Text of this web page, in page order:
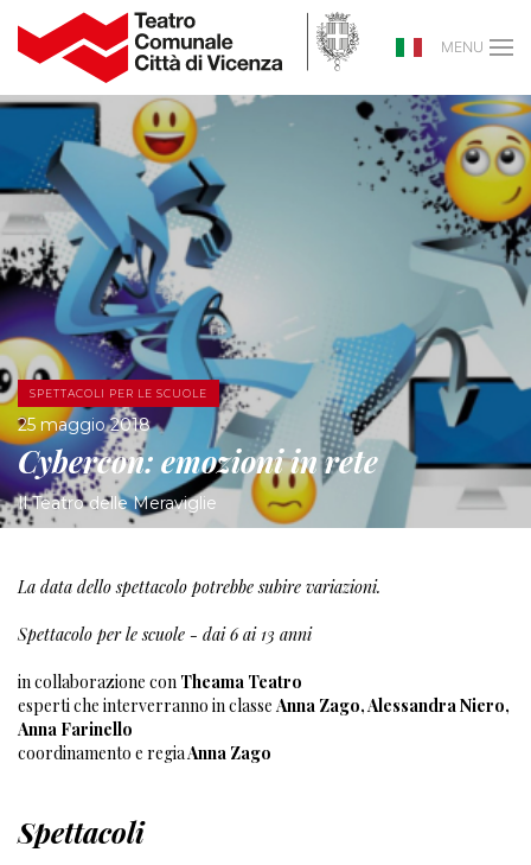
MENU
SPETTACOLI PER LE SCUOLE
25 maggio 2018
Cybercon: emozioni in rete
Il Teatro delle Meraviglie
La data dello spettacolo potrebbe subire variazioni.
Spettacolo per le scuole - dai 6 ai 13 anni
in collaborazione con Theama Teatro
esperti che interverranno in classe Anna Zago, Alessandra Niero,
Anna Farinello
coordinamento e regiaAnna Zago
Spettacoli